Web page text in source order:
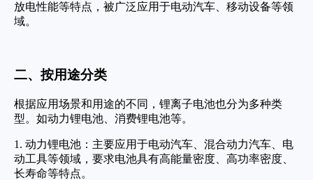
放电性能等特点，被广泛应用于电动汽车、移动设备等领
域。
二、按用途分类
根据应用场景和用途的不同，锂离子电池也分为多种类
型。如动力锂电池、消费锂电池等。
1. 动力锂电池：主要应用于电动汽车、混合动力汽车、电
动工具等领域，要求电池具有高能量密度、高功率密度、
长寿命等特点。